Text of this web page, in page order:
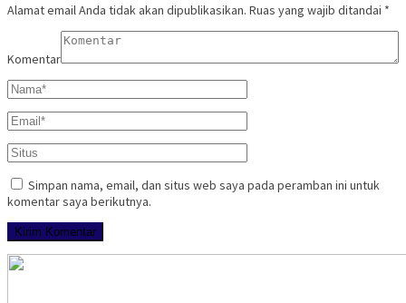
Alamat email Anda tidak akan dipublikasikan. Ruas yang wajib ditandai *
Komentar
Simpan nama, email, dan situs web saya pada peramban ini untuk
komentar saya berikutnya.